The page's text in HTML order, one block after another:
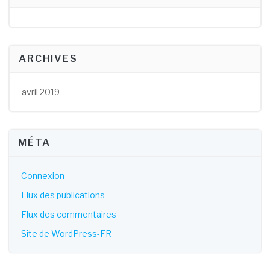
ARCHIVES
avril 2019
MÉTA
Connexion
Flux des publications
Flux des commentaires
Site de WordPress-FR